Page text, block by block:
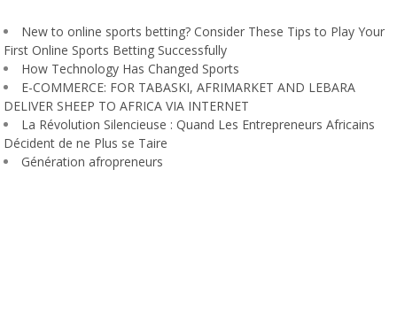
New to online sports betting? Consider These Tips to Play Your
First Online Sports Betting Successfully
How Technology Has Changed Sports
E-COMMERCE: FOR TABASKI, AFRIMARKET AND LEBARA
DELIVER SHEEP TO AFRICA VIA INTERNET
La Révolution Silencieuse : Quand Les Entrepreneurs Africains
Décident de ne Plus se Taire
Génération afropreneurs